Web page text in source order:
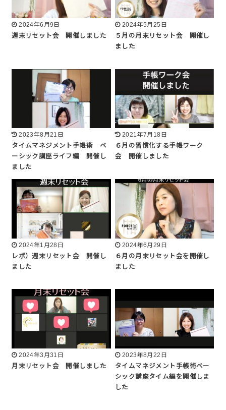
2024年6月9日
週末リセット会 開催しました
2024年5月25日
５月の月末リセット会 開催し
ました
2023年8月21日
タイムマネジメント手帳術 ベ
ーシック講座ライフ編 開催し
ました
2021年7月18日
６月の習慣化する手帳ワーク
会 開催しました
2024年1月28日
レポ）週末リセット会 開催し
ました
2024年6月29日
６月の月末リセット会を開催し
ました
2024年3月31日
月末リセット会 開催しました
2023年8月22日
タイムマネジメント手帳術ベー
シック講座タイム編を開催しま
した